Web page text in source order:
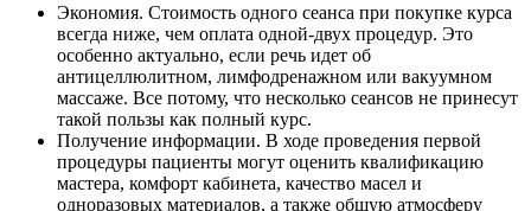
Экономия. Стоимость одного сеанса при покупке курса
всегда ниже, чем оплата одной-двух процедур. Это
особенно актуально, если речь идет об
антицеллюлитном, лимфодренажном или вакуумном
массаже. Все потому, что несколько сеансов не принесут
такой пользы как полный курс.
Получение информации. В ходе проведения первой
процедуры пациенты могут оценить квалификацию
мастера, комфорт кабинета, качество масел и
одноразовых материалов, а также общую атмосферу